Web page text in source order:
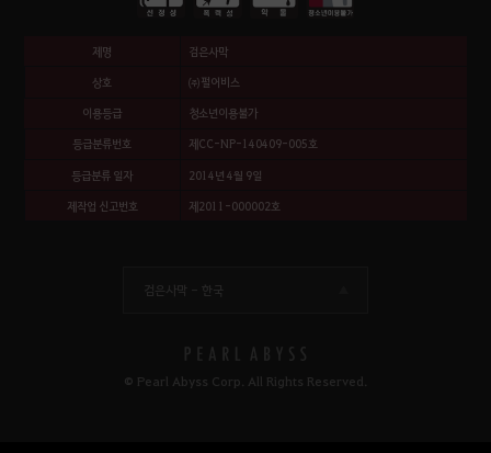
제명 검은사막
상호 ㈜펄어비스
이용등급 청소년이용불가
등급분류번호 제CC-NP-140409-005호
등급분류 일자 2014년 4월 9일
제작업 신고번호 제2011-000002호
검은사막 - 한국
© Pearl Abyss Corp. All Rights Reserved.